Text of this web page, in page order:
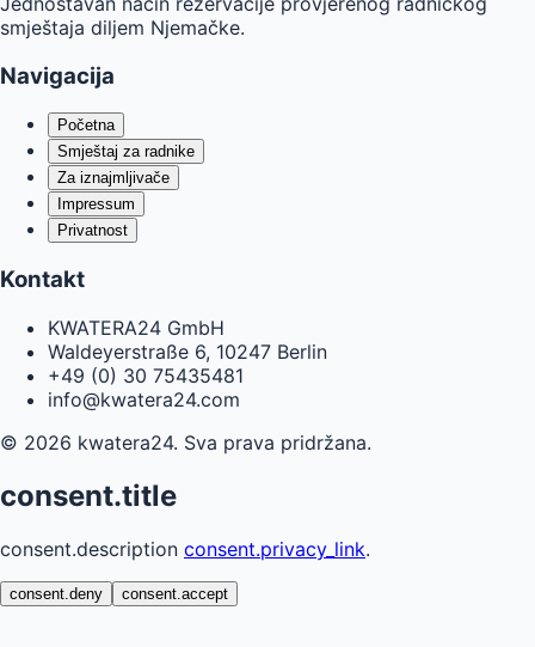
smještaja diljem Njemačke.
Navigacija
Početna
Smještaj za radnike
Za iznajmljivače
Impressum
Privatnost
Kontakt
KWATERA24 GmbH
Waldeyerstraße 6, 10247 Berlin
+49 (0) 30 75435481
info@kwatera24.com
© 2026 kwatera24. Sva prava pridržana.
consent.title
consent.description consent.privacy_link.
consent.deny consent.accept